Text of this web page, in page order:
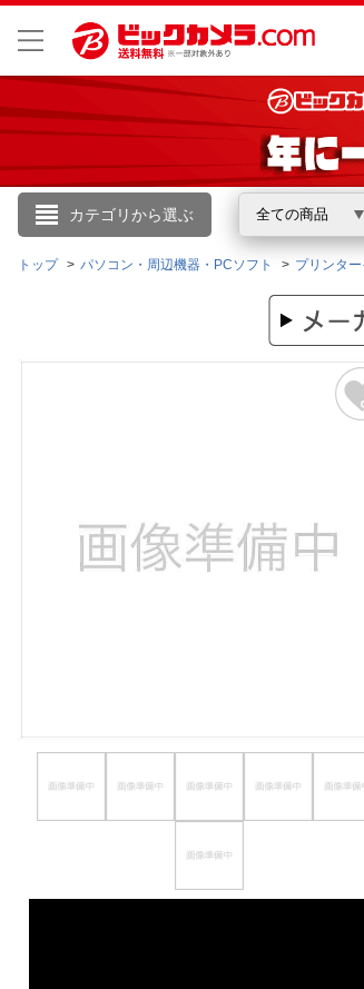
カテゴリから選ぶ 全ての商品
こんにちは
ログイン
新規会員登録
ほしいもの
お知らせ
トップ パソコン・周辺機器・PCソフト プリンタ